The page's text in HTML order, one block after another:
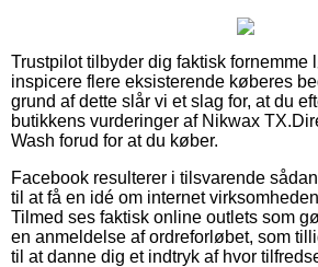
Trustpilot tilbyder dig faktisk fornemme
inspicere flere eksisterende køberes
grund af dette slår vi et slag for, at du
butikkens vurderinger af Nikwax
Wash forud for at du køber.
Facebook resulterer i tilsvarende
til at få en idé om internet
Tilmed ses faktisk online outlets som
en anmeldelse af ordreforløbet, som
til at danne dig et indtryk af hvor